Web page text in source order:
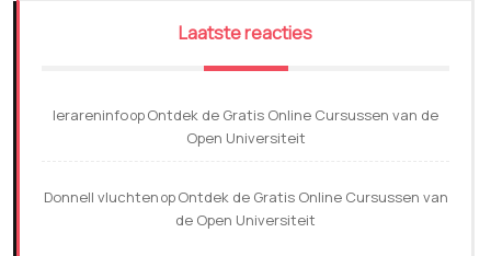
Laatste reacties
lerareninfoopOntdek de Gratis Online Cursussen van de
Open Universiteit
Donnell vluchtenopOntdek de Gratis Online Cursussen van
de Open Universiteit